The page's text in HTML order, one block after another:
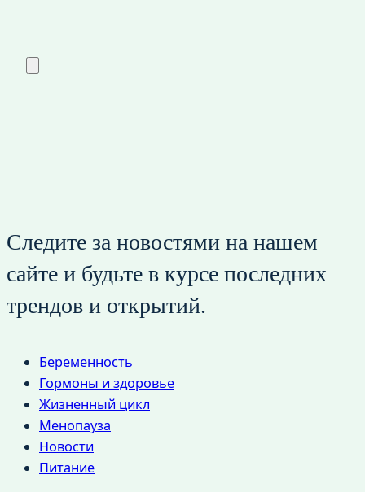
Следите за новостями на нашем
сайте и будьте в курсе последних
трендов и открытий.
Беременность
Гормоны и здоровье
Жизненный цикл
Менопауза
Новости
Питание